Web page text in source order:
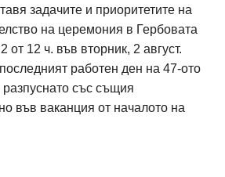
задачите и приоритетите на
на церемония в Гербовата
от 12 ч. във вторник, 2 август.
работен ден на 47-ото
със същия
във ваканция от началото на